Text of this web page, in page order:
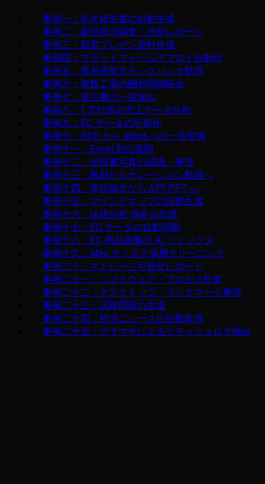
事例一：年次報告書の自動生成
事例二：新技術の調査・分析レポート
事例三：顧客プレゼン資料作成
事例四：プラットフォームデプロイ自動化
事例五：貿易用英文テックパック処理
事例六：複数工場の梱包明細統合
事例七：発注書の一括抽出
事例八：1 万行超の売上データ分析
事例九：EC データの可視化
事例十：PDF から Word への一括変換
事例十一：Excel 列の展開
事例十二：領収書写真の認識・整理
事例十三：教材からナレーション動画へ
事例十四：英語論文から入門 PPT へ
事例十五：マインドマップの自動生成
事例十六：法律分析 Skill の作成
事例十七：EC データの自動同期
事例十八：EC 商品画像の AI リミックス
事例十九：Mac ディスク深層クリーニング
事例二十：ストレージ可視化レポート
事例二十一：ソフトウェア・プロセス監査
事例二十二：デスクトップ・ブックマーク整理
事例二十三：試験問題の生成
事例二十四：経済ニュースの自動取得
事例二十五：ブラウザによるクラッシュログ抽出